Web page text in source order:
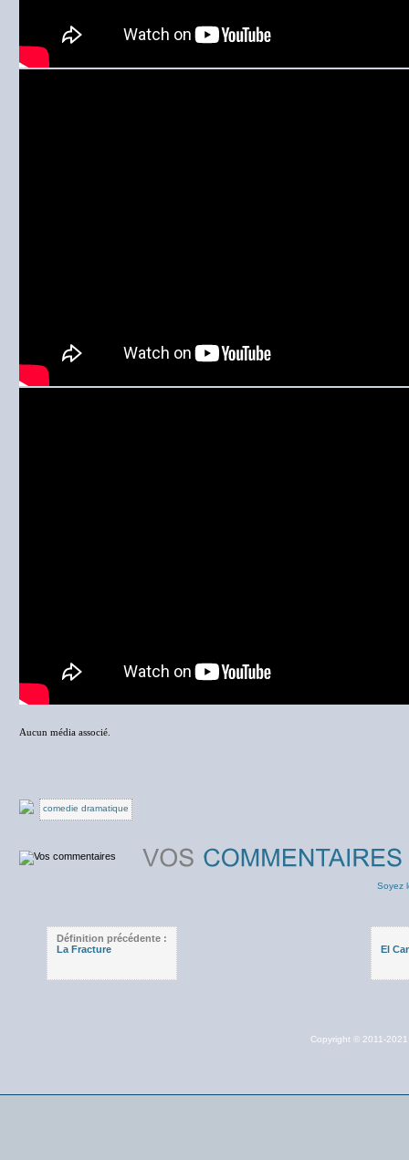
Aucun média associé.
comedie dramatique
Soyez
Définition précédente :
La Fracture
El
Copyright © 2011-